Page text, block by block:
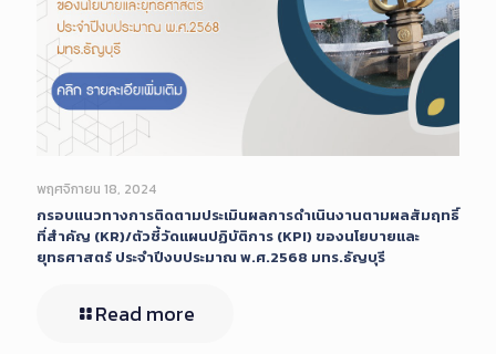
พฤศจิกายน 18, 2024
กรอบแนวทางการติดตามประเมินผลการดำเนินงานตามผลสัมฤทธิ์
ที่สำคัญ (KR)/ตัวชี้วัดแผนปฏิบัติการ (KPI) ของนโยบายและ
ยุทธศาสตร์ ประจำปีงบประมาณ พ.ศ.2568 มทร.ธัญบุรี
Read more